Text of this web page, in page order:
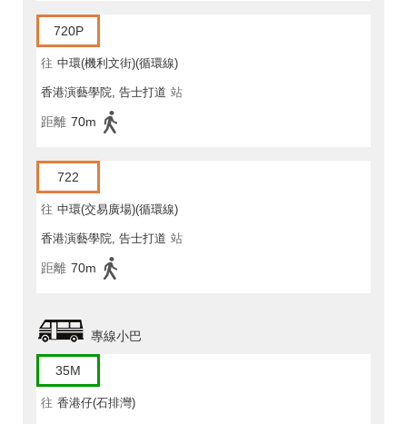
720P
往 中環(機利文街)(循環線)
香港演藝學院, 告士打道 站
距離 70m
722
往 中環(交易廣場)(循環線)
香港演藝學院, 告士打道 站
距離 70m
專線小巴
35M
往 香港仔(石排灣)